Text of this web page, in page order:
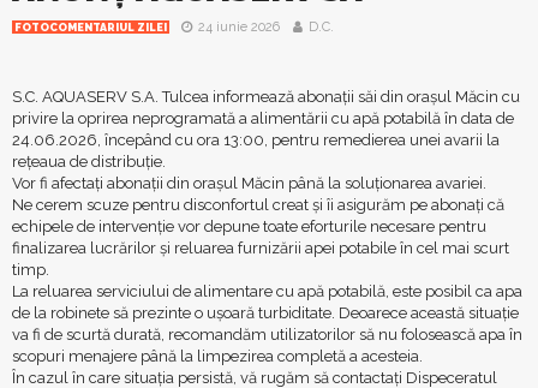
FOTOCOMENTARIUL ZILEI 24 iunie 2026 D.C.
S.C. AQUASERV S.A. Tulcea informează abonații săi din orașul Măcin cu
privire la oprirea neprogramată a alimentării cu apă potabilă în data de
24.06.2026, începând cu ora 13:00, pentru remedierea unei avarii la
rețeaua de distribuție.
Vor fi afectați abonații din orașul Măcin până la soluționarea avariei.
Ne cerem scuze pentru disconfortul creat și îi asigurăm pe abonați că
echipele de intervenție vor depune toate eforturile necesare pentru
finalizarea lucrărilor și reluarea furnizării apei potabile în cel mai scurt
timp.
La reluarea serviciului de alimentare cu apă potabilă, este posibil ca apa
de la robinete să prezinte o ușoară turbiditate. Deoarece această situație
va fi de scurtă durată, recomandăm utilizatorilor să nu folosească apa în
scopuri menajere până la limpezirea completă a acesteia.
În cazul în care situația persistă, vă rugăm să contactați Dispeceratul